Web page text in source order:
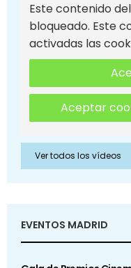
Este contenido
bloqueado. Este
activadas las
Aceptar
Ver todos los vídeos
EVENTOS MADRID